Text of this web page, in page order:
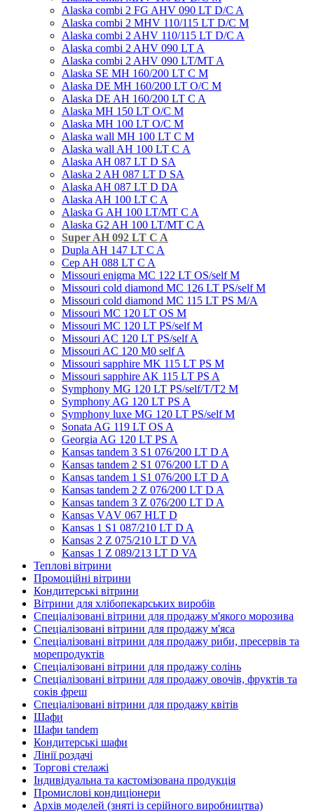
Alaska combi 2 FG AHV 090 LT D/C A
Alaska combi 2 MHV 110/115 LT D/C M
Alaska combi 2 AHV 110/115 LT D/C A
Alaska combi 2 AHV 090 LT A
Alaska combi 2 AHV 090 LT/MT A
Alaska SE MH 160/200 LT C M
Alaska DE MH 160/200 LT O/C M
Alaska DE AH 160/200 LT C A
Alaska MH 150 LT O/C M
Alaska MН 100 LT O/C M
Alaska wall MН 100 LT С M
Alaska wall AH 100 LT С A
Alaska AH 087 LT D SA
Alaska 2 AH 087 LT D SA
Alaska AH 087 LT D DA
Alaska AH 100 LT C A
Alaska G AH 100 LT/MT C A
Alaska G2 AH 100 LT/MT C A
Super AH 092 LT C A
Dupla AH 147 LT C A
Cep AH 088 LT C A
Missouri enigma MC 122 LT OS/self M
Missouri cold diamond MC 126 LT PS/self M
Missouri cold diamond MC 115 LT PS M/A
Missouri MC 120 LT OS M
Missouri MC 120 LT PS/self M
Missouri AC 120 LT PS/self A
Missouri AC 120 М0 self A
Missouri sapphire MK 115 LT PS M
Missouri sapphire AK 115 LT PS A
Symphony MG 120 LT PS/self/T/T2 M
Symphony AG 120 LT PS A
Symphony luxe MG 120 LT PS/self M
Sonata AG 119 LT OS A
Georgia AG 120 LT PS A
Kansas tandem 3 S1 076/200 LT D A
Kansas tandem 2 S1 076/200 LT D A
Kansas tandem 1 S1 076/200 LT D A
Kansas tandem 2 Z 076/200 LT D A
Kansas tandem 3 Z 076/200 LT D A
Kansas VАV 067 HLT D
Kansas 1 S1 087/210 LT D A
Kansas 2 Z 075/210 LT D VA
Kansas 1 Z 089/213 LT D VA
Теплові вітрини
Промоційні вітрини
Кондитерські вітрини
Вітрини для хлібопекарських виробів
Спеціалізовані вітрини для продажу м'якого морозива
Спеціалізовані вітрини для продажу м'яса
Спеціалізовані вітрини для продажу риби, пресервів та
морепродуктів
Спеціалізовані вітрини для продажу солінь
Спеціалізовані вітрини для продажу овочів, фруктів та
соків фреш
Спеціалізовані вітрини для продажу квітів
Шафи
Шафи tandem
Кондитерські шафи
Лінії роздачі
Торгові стелажі
Індивідуальна та кастомізована продукція
Промислові кондиціонери
Архів моделей (зняті із серійного виробництва)